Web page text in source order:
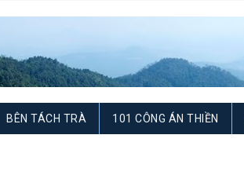
BÊN TÁCH TRÀ 101 CÔNG ÁN THIỀN